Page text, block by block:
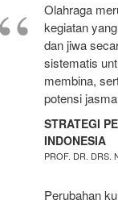
Olahraga
kegiatan
dan jiwa
sistematis
membina,
potensi
STRATEGI
INDONESIA
PROF. DR. DRS.
Perubahan